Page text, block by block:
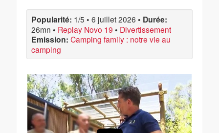
Popularité: 1/5 • 6 juillet 2026 • Durée:
26mn • Replay Novo 19 • Divertissement
Emission: Camping family : notre vie au
camping